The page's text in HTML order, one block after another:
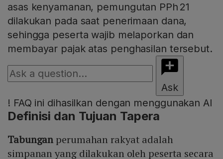
asas kenyamanan, pemungutan PPh 21
dilakukan pada saat penerimaan dana,
sehingga peserta wajib melaporkan dan
membayar pajak atas penghasilan tersebut.
Ask
! FAQ ini dihasilkan dengan menggunakan AI
Definisi dan Tujuan Tapera
Tabungan perumahan rakyat adalah
simpanan yang dilakukan oleh peserta secara